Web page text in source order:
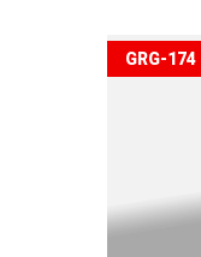
GRG-174